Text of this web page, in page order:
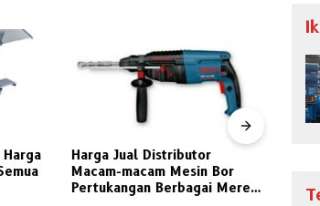
Harga Jual Distributor
Macam-macam Mesin Bor
Pertukangan Berbagai Merek